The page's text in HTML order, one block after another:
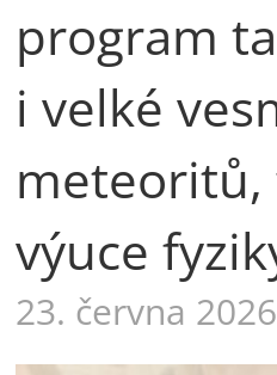
program
i velké
meteoritů,
výuce
23. června 2026